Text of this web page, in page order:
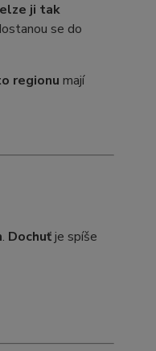
ji tak
se do
regionu mají
. Dochuťje spíše